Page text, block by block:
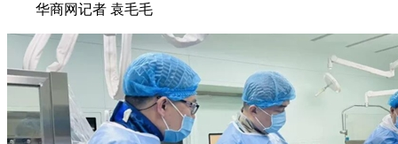
华商网记者 袁毛毛